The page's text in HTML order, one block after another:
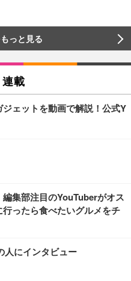
っと見る
載
ジェットを動画で解説！公式Y
編集部注目のYouTuberがオス
ったら食べたいグルメをチ
人にインタビュー